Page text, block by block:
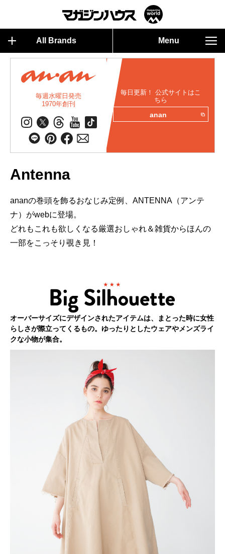
All Brands Menu
毎週水曜日発売
1970年創刊
毎日更新！ 公式サイトはこ
ちら
anan
Antenna
ananの巻頭を飾るおなじみ定例、ANTENNA（アンテ
ナ）がwebに登場。
どれもこれも欲しくなる厳選おしゃれ＆雑貨からほんの
一部をこっそり覗き見！
オーバーサイズにデザインされたアイテムは、まとった時に女性
らしさが際立ってくるもの。ゆったりとしたウェアやメンズライ
クな小物が集合。